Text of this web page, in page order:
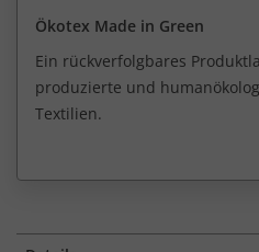
Ökotex Made in Green
Ein rückverfolgbares
produzierte und
Textilien.